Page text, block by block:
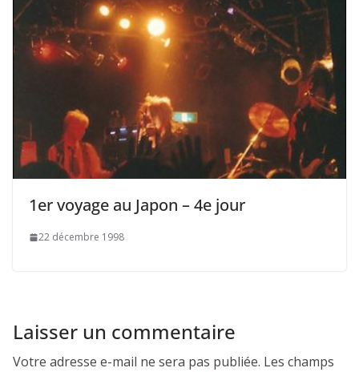
1er voyage au Japon – 4e jour
22 décembre 1998
Laisser un commentaire
Votre adresse e-mail ne sera pas publiée. Les champs